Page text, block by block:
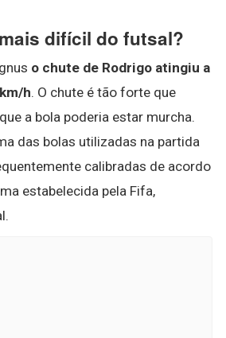
difícil do futsal?
o chute de Rodrigo atingiu a
h. O chute é tão forte que
a bola poderia estar murcha.
das bolas utilizadas na partida
calibradas de acordo
estabelecida pela Fifa,